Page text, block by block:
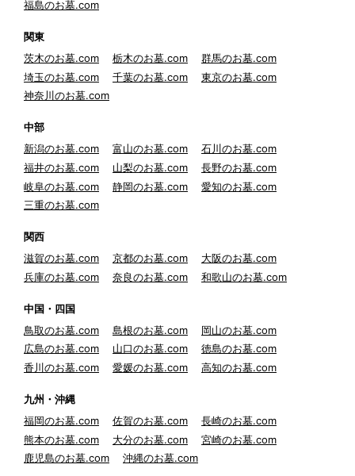
福島のお墓.com
関東
茨木のお墓.com
栃木のお墓.com
群馬のお墓.com
埼玉のお墓.com
千葉のお墓.com
東京のお墓.com
神奈川のお墓.com
中部
新潟のお墓.com
富山のお墓.com
石川のお墓.com
福井のお墓.com
山梨のお墓.com
長野のお墓.com
岐阜のお墓.com
静岡のお墓.com
愛知のお墓.com
三重のお墓.com
関西
滋賀のお墓.com
京都のお墓.com
大阪のお墓.com
兵庫のお墓.com
奈良のお墓.com 和歌山のお墓.com
中国・四国
鳥取のお墓.com
島根のお墓.com
岡山のお墓.com
広島のお墓.com
山口のお墓.com
徳島のお墓.com
香川のお墓.com
愛媛のお墓.com 高知のお墓.com
九州・沖縄
福岡のお墓.com
佐賀のお墓.com
長崎のお墓.com
熊本のお墓.com
大分のお墓.com
宮崎のお墓.com
鹿児島のお墓.com
沖縄のお墓.com